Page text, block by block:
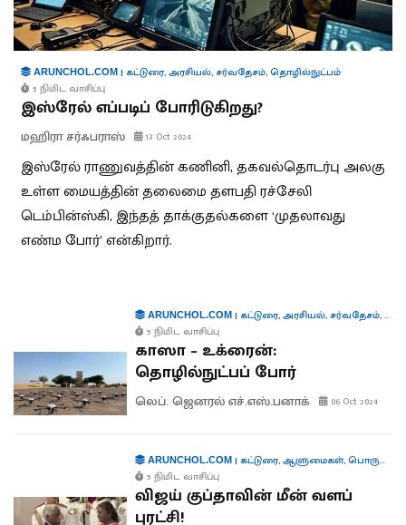
ARUNCHOL.COM | கட்டுரை,அரசியல், சர்வதேசம்,தொழில்நுட்பம்
5 நிமிட வாசிப்பு
இஸ்ரேல் எப்படிப் போரிடுகிறது?
மஹிரா சர்ஃபராஸ் 13 Oct 2024
இஸ்ரேல் ராணுவத்தின் கணினி, தகவல்தொடர்பு அலகு
உள்ள மையத்தின் தலைமை தளபதி ரச்சேலி
டெம்பின்ஸ்கி, இந்தத் தாக்குதல்களை ‘முதலாவது
எண்ம போர்’ என்கிறார்.
ARUNCHOL.COM| கட்டுரை,அரசியல், சர்வதேசம்,
5 நிமிட வாசிப்பு
காஸா – உக்ரைன்:
தொழில்நுட்பப் போர்
லெப். ஜெனரல் எச்.எஸ்.பனாக் 06 Oct 2024
ARUNCHOL.COM| கட்டுரை,ஆளுமைகள்,பொருளாதாரம்
5 நிமிட வாசிப்பு
விஜய் குப்தாவின் மீன் வளப்
புரட்சி!